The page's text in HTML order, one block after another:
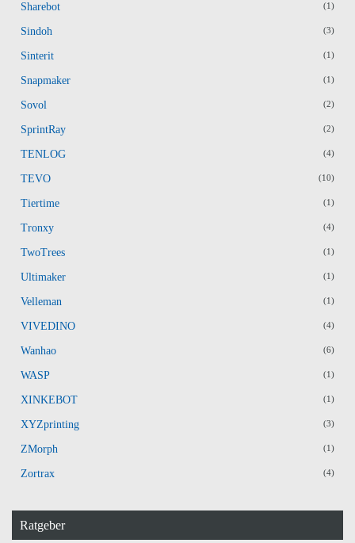
Sharebot (1)
Sindoh (3)
Sinterit (1)
Snapmaker (1)
Sovol (2)
SprintRay (2)
TENLOG (4)
TEVO (10)
Tiertime (1)
Tronxy (4)
TwoTrees (1)
Ultimaker (1)
Velleman (1)
VIVEDINO (4)
Wanhao (6)
WASP (1)
XINKEBOT (1)
XYZprinting (3)
ZMorph (1)
Zortrax (4)
Ratgeber